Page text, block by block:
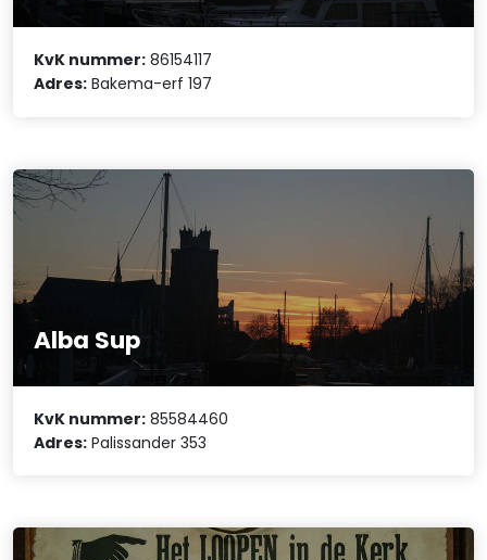
KvK nummer: 86154117
Adres: Bakema-erf 197
Alba Sup
KvK nummer: 85584460
Adres: Palissander 353